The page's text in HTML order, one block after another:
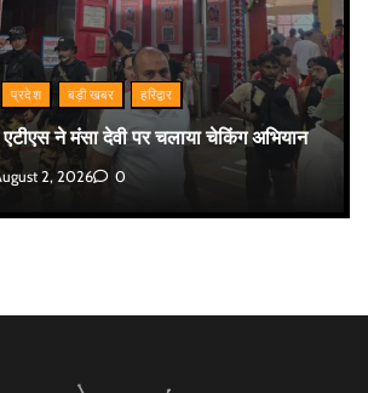
प्रदेश बड़ी खबर हरिद्वार
ने मंसा देवी पर चलाया चेकिंग अभियान
2, 2026 0